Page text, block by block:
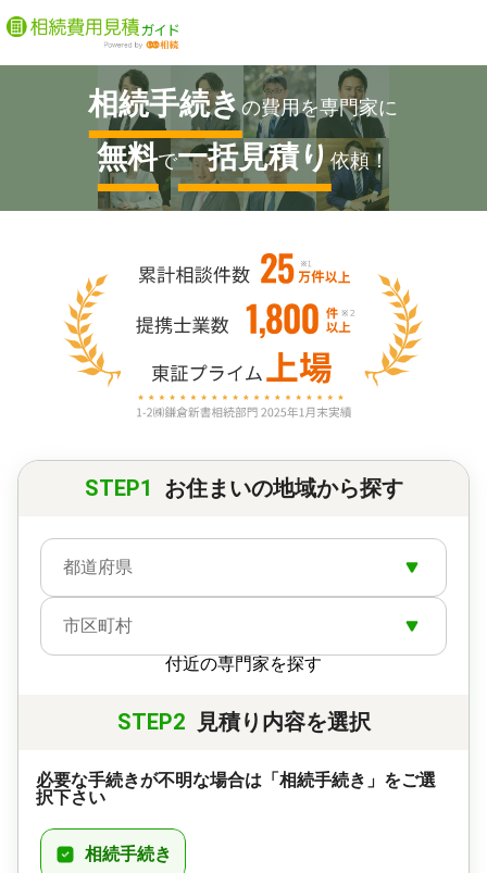
相続手続きの費用を専門家に
無料で一括見積り依頼！
STEP1 お住まいの地域から探す
都道府県
市区町村
付近の専門家を探す
STEP2 見積り内容を選択
必要な手続きが不明な場合は「相続手続き」をご選
択下さい
相続手続き